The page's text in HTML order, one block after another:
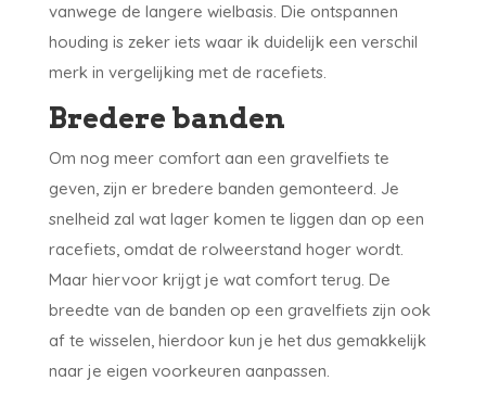
vanwege de langere wielbasis. Die ontspannen
houding is zeker iets waar ik duidelijk een verschil
merk in vergelijking met de racefiets.
Bredere banden
Om nog meer comfort aan een gravelfiets te
geven, zijn er bredere banden gemonteerd. Je
snelheid zal wat lager komen te liggen dan op een
racefiets, omdat de rolweerstand hoger wordt.
Maar hiervoor krijgt je wat comfort terug. De
breedte van de banden op een gravelfiets zijn ook
af te wisselen, hierdoor kun je het dus gemakkelijk
naar je eigen voorkeuren aanpassen.